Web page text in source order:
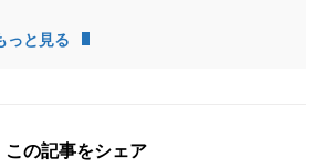
っと見る
この記事をシェア